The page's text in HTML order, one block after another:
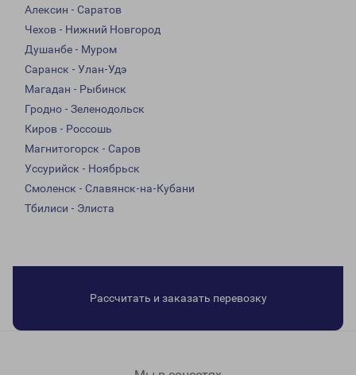
Алексин - Саратов
Чехов - Нижний Новгород
Душанбе - Муром
Саранск - Улан-Удэ
Магадан - Рыбинск
Гродно - Зеленодольск
Киров - Россошь
Магнитогорск - Саров
Уссурийск - Ноябрьск
Смоленск - Славянск-на-Кубани
Тбилиси - Элиста
Рассчитать и заказать перевозку